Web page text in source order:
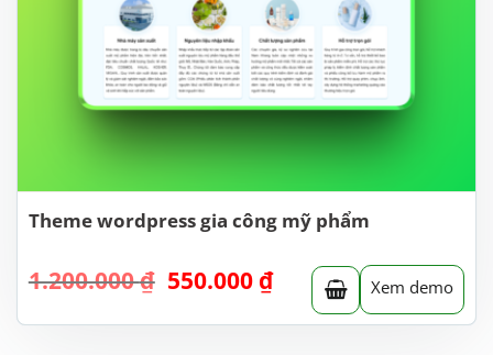
Theme wordpress gia công mỹ phẩm
1.200.000₫ Giá
là:
550.000 ₫Giá
hiện
tại
Xem demo